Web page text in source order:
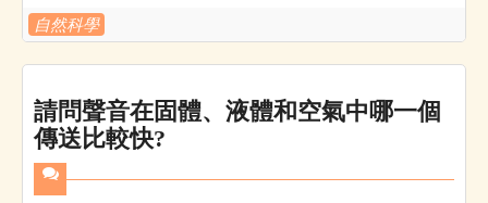
自然科學
請問聲音在固體、液體和空氣中哪一個
傳送比較快?